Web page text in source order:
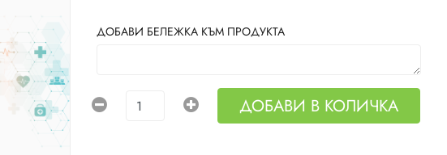
ДОБАВИ БЕЛЕЖКА КЪМ ПРОДУКТА
ДОБАВИ В КОЛИЧКА